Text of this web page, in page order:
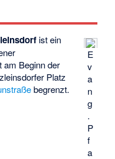
E
v
a
n
g
.
P
f
a
ist ein
am Beginn der
Platz
begrenzt.